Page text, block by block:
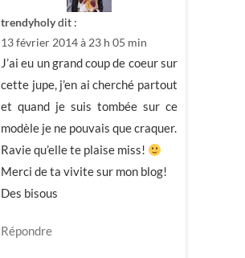
trendyholydit :
13 février 2014 à 23 h 05 min
J’ai eu un grand coup de coeur sur
cette jupe, j’en ai cherché partout
et quand je suis tombée sur ce
modèle je ne pouvais que craquer.
Ravie qu’elle te plaise miss!
Merci de ta vivite sur mon blog!
Des bisous
Répondre